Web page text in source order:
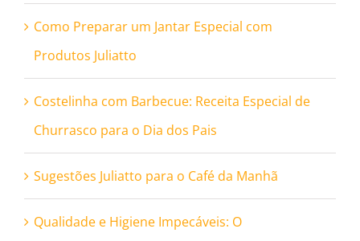
Como Preparar um Jantar Especial com
Produtos Juliatto
Costelinha com Barbecue: Receita Especial de
Churrasco para o Dia dos Pais
Sugestões Juliatto para o Café da Manhã
Qualidade e Higiene Impecáveis: O